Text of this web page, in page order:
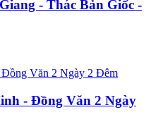
- Thác Bản Giốc -
- Đồng Văn 2 Ngày